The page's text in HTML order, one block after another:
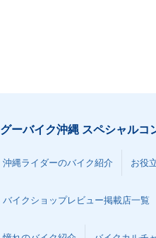
グーバイク沖縄 スペシャルコ
沖縄ライダーのバイク紹介 お役
バイクショップレビュー掲載店一覧